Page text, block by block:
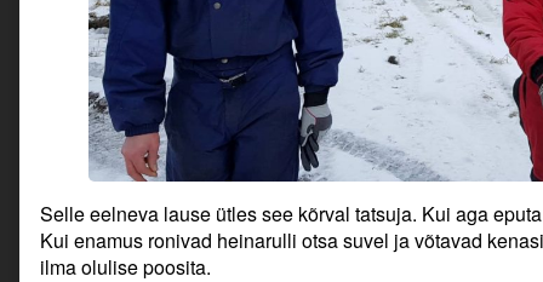
Selle eelneva lause ütles see kõrval tatsuja. Kui aga
Kui enamus ronivad heinarulli otsa suvel ja võtavad
ilma olulise poosita.